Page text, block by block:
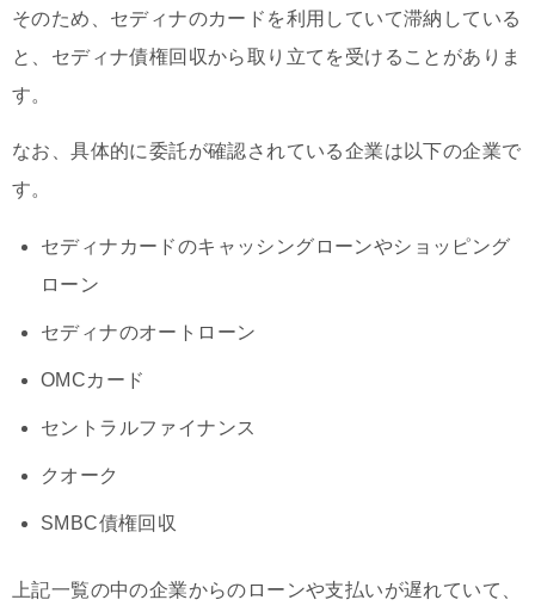
そのため、セディナのカードを利用していて滞納している
と、セディナ債権回収から取り立てを受けることがありま
す。
なお、具体的に委託が確認されている企業は以下の企業で
す。
セディナカードのキャッシングローンやショッピング
ローン
セディナのオートローン
OMCカード
セントラルファイナンス
クオーク
SMBC債権回収
上記一覧の中の企業からのローンや支払いが遅れていて、